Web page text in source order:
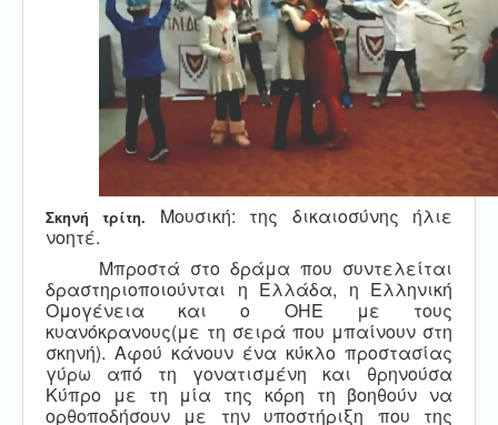
Σκηνή τρίτη. Μουσική: της δικαιοσύνης ήλιε
νοητέ.
Μπροστά στο δράμα που συντελείται
δραστηριοποιούνται η Ελλάδα, η Ελληνική
Ομογένεια και ο ΟΗΕ με τους
κυανόκρανους(με τη σειρά που μπαίνουν στη
σκηνή). Αφού κάνουν ένα κύκλο προστασίας
γύρω από τη γονατισμένη και θρηνούσα
Κύπρο με τη μία της κόρη τη βοηθούν να
ορθοποδήσουν με την υποστήριξη που της